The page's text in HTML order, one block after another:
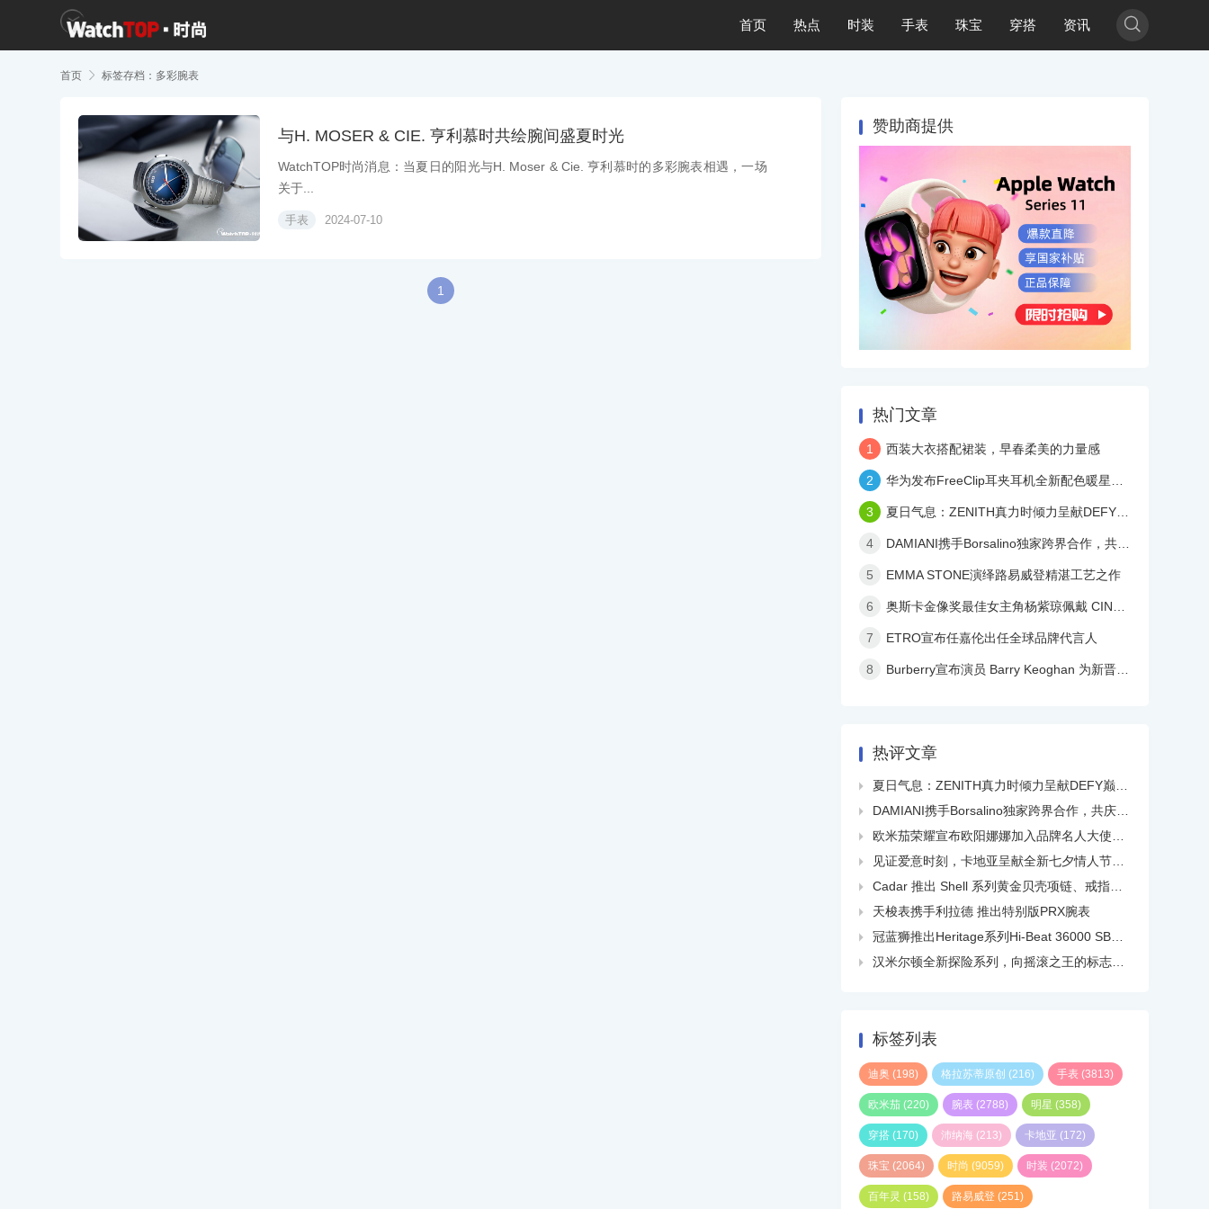
首页 热点 时装 手表 珠宝 穿搭 资讯 
首页  标签存档：多彩腕表
与H. MOSER & CIE. 亨利慕时共绘腕间盛夏时光
WatchTOP时尚消息：当夏日的阳光与H. Moser & Cie. 亨利慕时的多彩腕表相遇，一场
关于...
手表 2024-07-10
1
赞助商提供
热门文章
1 西装大衣搭配裙装，早春柔美的力量感
2 华为发布FreeClip耳夹耳机全新配色暖星云，再度引领时尚潮流！
3 夏日气息：ZENITH真力时倾力呈献DEFY巅峰系列镂空天际腕表白色陶瓷款
4 DAMIANI携手Borsalino独家跨界合作，共庆品牌百年华诞
5 EMMA STONE演绎路易威登精湛工艺之作
6 奥斯卡金像奖最佳女主角杨紫琼佩戴 CINDY CHAO 艺术珠宝亮相颁奖典礼
7 ETRO宣布任嘉伦出任全球品牌代言人
8 Burberry宣布演员 Barry Keoghan 为新晋品牌大使
热评文章

夏日气息：ZENITH真力时倾力呈献DEFY巅峰系列镂空天际腕表白色陶瓷款

DAMIANI携手Borsalino独家跨界合作，共庆品牌百年华诞

欧米茄荣耀宣布欧阳娜娜加入品牌名人大使大家庭

见证爱意时刻，卡地亚呈献全新七夕情人节短片

Cadar 推出 Shell 系列黄金贝壳项链、戒指、耳环等

天梭表携手利拉德 推出特别版PRX腕表

冠蓝狮推出Heritage系列Hi-Beat 36000 SBGH345线上精品店独家白钢腕表

汉米尔顿全新探险系列，向摇滚之王的标志性热门单曲致敬
标签列表
迪奥 (198) 格拉苏蒂原创 (216) 手表 (3813)
欧米茄 (220) 腕表 (2788) 明星 (358)
穿搭 (170) 沛纳海 (213) 卡地亚 (172)
珠宝 (2064) 时尚 (9059) 时装 (2072)
百年灵 (158) 路易威登 (251)